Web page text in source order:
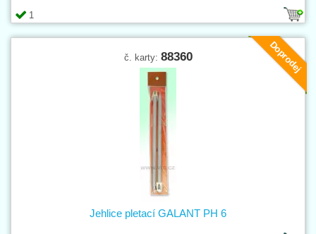
1
Doprodej
č. karty: 88360
Jehlice pletací GALANT PH 6